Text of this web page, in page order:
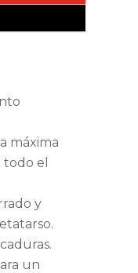
máxima
el
y
un